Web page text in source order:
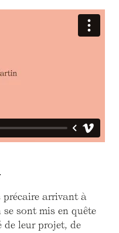
arrivant à
sont mis en quête
leur projet, de